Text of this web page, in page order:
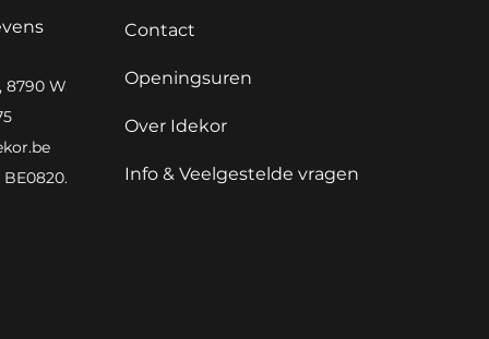
Waregem
Contact
Openingsuren
Over Idekor
Info & Veelgestelde vragen